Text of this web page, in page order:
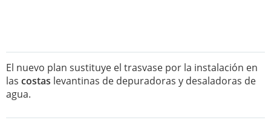
El nuevo plan sustituye el trasvase por la instalación en
las costas levantinas de depuradoras y desaladoras de
agua.